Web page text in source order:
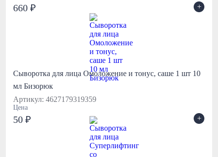
660 ₽ +
Сыворотка для лица Омоложение и тонус, саше 1 шт 10
мл Бизорюк
Артикул: 4627179319359
Цена
50 ₽ +